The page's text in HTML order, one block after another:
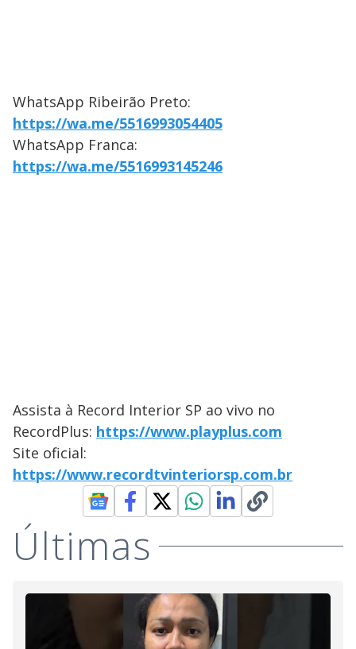
WhatsApp Ribeirão Preto:
https://wa.me/5516993054405
WhatsApp Franca:
https://wa.me/5516993145246
Assista à Record Interior SP ao vivo no
RecordPlus: https://www.playplus.com
Site oficial:
https://www.recordtvinteriorsp.com.br
Últimas